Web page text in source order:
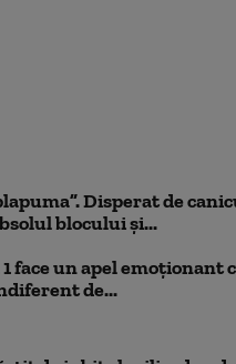
Disperat de
blocului și...
face un apel emoționant
de...